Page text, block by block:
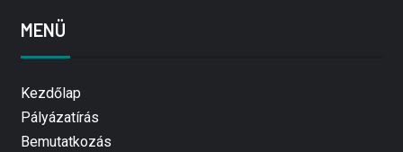
MENÜ
Kezdőlap
Pályázatírás
Bemutatkozás